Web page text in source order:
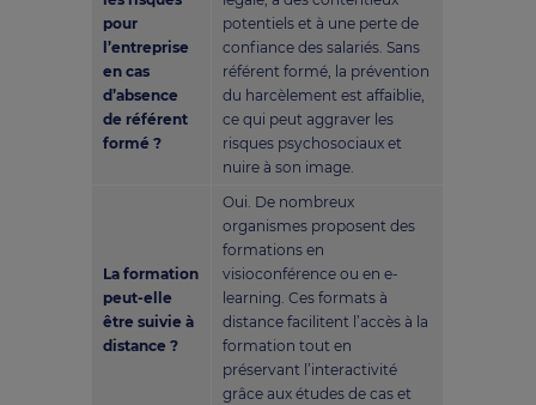
pour
l’entreprise
en cas
d’absence
de référent
formé ?
potentiels et à une perte de
confiance des salariés. Sans
référent formé, la prévention
du harcèlement est affaiblie,
ce qui peut aggraver les
risques psychosociaux et
nuire à son image.
La formation
peut-elle
être suivie à
distance ?
Oui. De nombreux
organismes proposent des
formations en
visioconférence ou en e-
learning. Ces formats à
distance facilitent l’accès à la
formation tout en
préservant l’interactivité
grâce aux études de cas et